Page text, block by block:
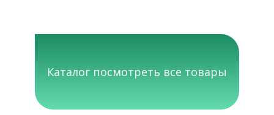
Каталог посмотреть все товары